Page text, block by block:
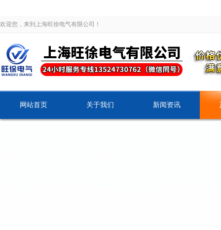
欢迎您，来到上海旺徐电气有限公司！
网站首页 关于我们 新闻资讯